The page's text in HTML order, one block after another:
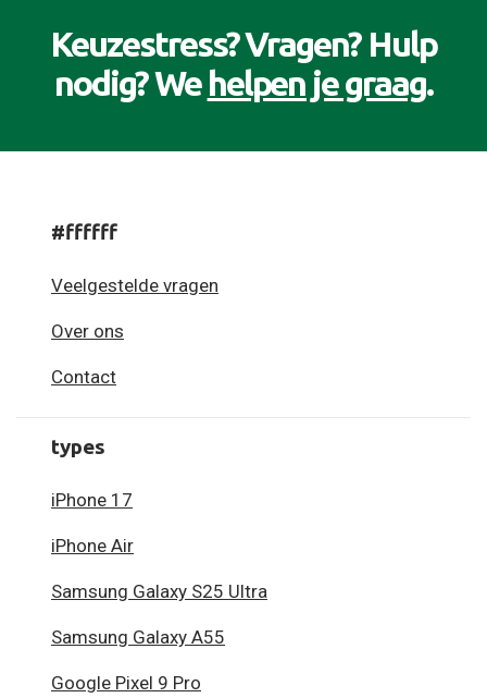
Keuzestress? Vragen? Hulp
nodig? Wehelpen je graag.
#ffffff
Veelgestelde vragen
Over ons
Contact
types
iPhone 17
iPhone Air
Samsung Galaxy S25 Ultra
Samsung Galaxy A55
Google Pixel 9 Pro